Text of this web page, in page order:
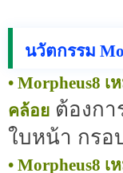
นวัตกรรม
• Morpheus8
คล้อย ต้องก
ใบหน้า กรอ
• Morpheus8